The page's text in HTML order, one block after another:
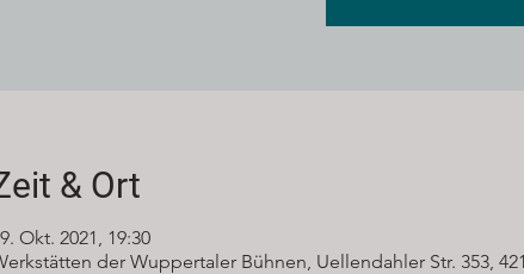
& Ort
Okt. 2021, 19:30
der Wuppertaler Bühnen, Uellendahler Str. 353,